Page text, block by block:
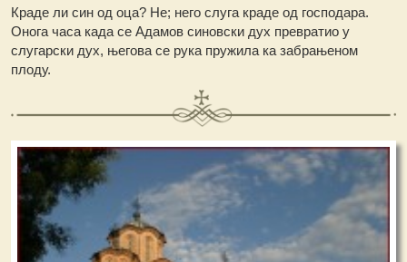
Краде ли син од оца? Не; него слуга краде од господара.
Онога часа када се Адамов синовски дух превратио у
слугарски дух, његова се рука пружила ка забрањеном
плоду.